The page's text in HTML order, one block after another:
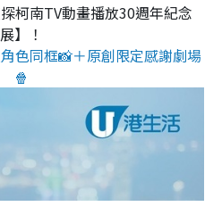
柯南TV動畫播放30週年紀念
展】！
色同框📸＋原創限定感謝劇場
🍿